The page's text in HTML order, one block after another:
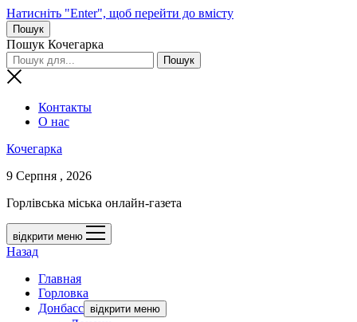
Натисніть "Enter", щоб перейти до вмісту
Пошук
Пошук Кочегарка
Контакты
О нас
Кочегарка
9 Серпня , 2026
Горлівська міська онлайн-газета
відкрити меню
Назад
Главная
Горловка
Донбасс відкрити меню